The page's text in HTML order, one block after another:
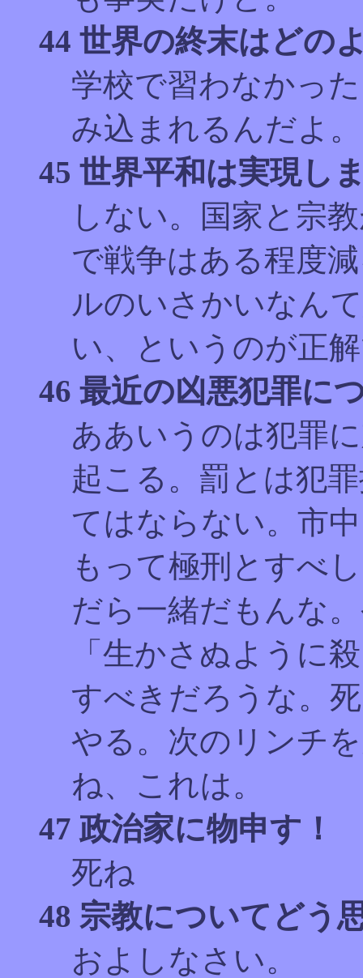
44 世界の終末はどの
学校で習わなかっ
み込まれるんだよ。
45 世界平和は実現し
しない。国家と宗
で戦争はある程度
ルのいさかいなん
い、というのが正
46 最近の凶悪犯罪に
ああいうのは犯罪
起こる。罰とは犯
てはならない。市
もって極刑とすべ
だら一緒だもんな
「生かさぬように
すべきだろうな。
やる。次のリンチ
ね、これは。
47 政治家に物申す！
死ね
48 宗教についてどう
およしなさい。